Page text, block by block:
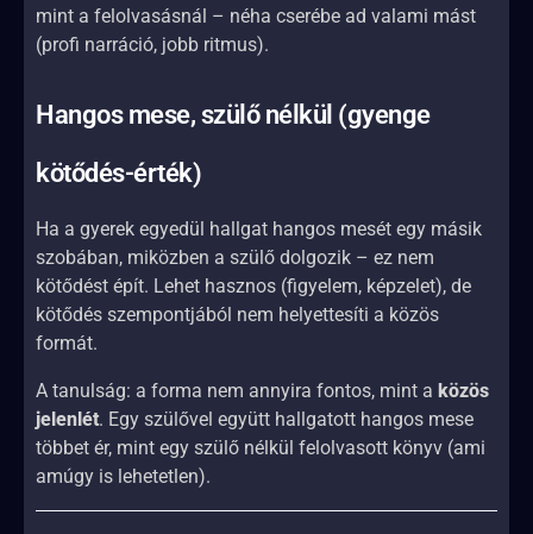
mint a felolvasásnál – néha cserébe ad valami mást
(profi narráció, jobb ritmus).
Hangos mese, szülő nélkül (gyenge
kötődés-érték)
Ha a gyerek egyedül hallgat hangos mesét egy másik
szobában, miközben a szülő dolgozik – ez nem
kötődést épít. Lehet hasznos (figyelem, képzelet), de
kötődés szempontjából nem helyettesíti a közös
formát.
A tanulság: a forma nem annyira fontos, mint a közös
jelenlét. Egy szülővel együtt hallgatott hangos mese
többet ér, mint egy szülő nélkül felolvasott könyv (ami
amúgy is lehetetlen).